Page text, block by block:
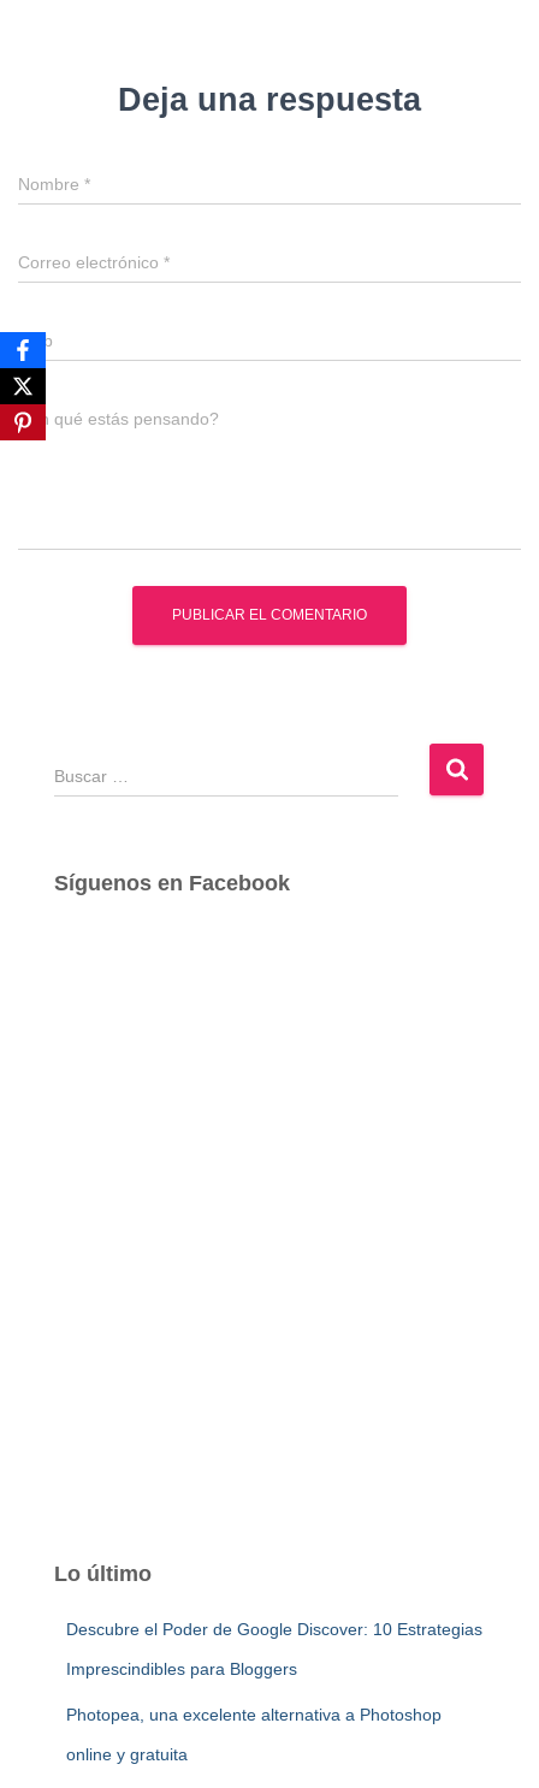
Deja una respuesta
Nombre *
Correo electrónico *
Web
¿En qué estás pensando?
B
u
a
Síguenos en Facebook
Lo último
Descubre el Poder de Google Discover: 10 Estrategias
Imprescindibles para Bloggers
Photopea, una excelente alternativa a Photoshop
online y gratuita